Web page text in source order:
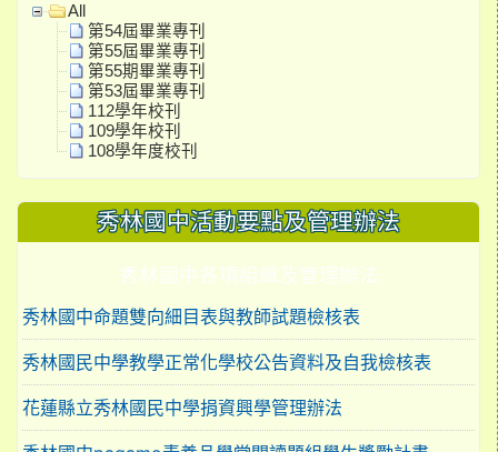
All
第54屆畢業專刊
第55屆畢業專刊
第55期畢業專刊
第53屆畢業專刊
112學年校刊
109學年校刊
108學年度校刊
秀林國中活動要點及管理辦法
秀林國中各項組織及管理辦法
秀林國中命題雙向細目表與教師試題檢核表
秀林國民中學教學正常化學校公告資料及自我檢核表
花蓮縣立秀林國民中學捐資興學管理辦法